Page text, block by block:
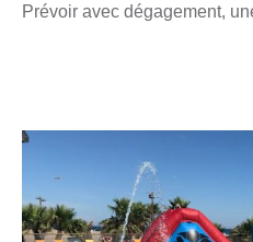
Prévoir avec dégagement,